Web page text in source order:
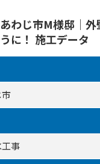
わじ市M様邸｜外
に！ 施工データ
事